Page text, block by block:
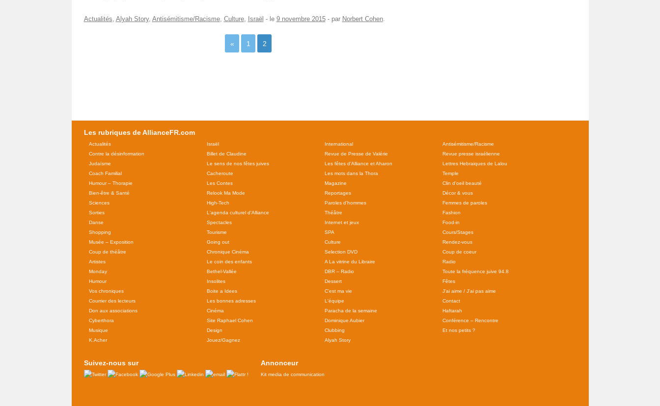
Actualités, Alyah Story, Antisémitisme/Racisme, Culture, Israël - le 9 novembre 2015- par Norbert Cohen.
« 1 2
Les rubriques de AllianceFR.com
Actualités Israël International
Antisémitisme/Racisme
Contre la désinformation
Billet de Claudine Revue de Presse de Valérie
Revue presse israélienne
Judaïsme
Le sens de nos fêtes juives Les fêtes d'Alliance et Aharon
Lettres Hebraiques de Lalou
Coach Familial
Cacheroute Les mots dans la Thora
Temple
Humour – Thorapie
Les Contes Magazine
Clin d'oeil beauté
Bien-être & Santé
Relook Ma Mode Reportages
Décor & vous
Sciences
High-Tech Paroles d'hommes
Femmes de paroles
Sorties
L'agenda culturel d'Alliance Théâtre
Fashion
Danse
Spectacles Internet et jeux
Food-in
Shopping
Tourisme SPA
Cours/Stages
Musée – Exposition
Going out Culture
Rendez-vous
Coup de théâtre
Chronique Cinéma Selection DVD
Coup de coeur
Artistes
Le coin des enfants A La vitrine du Libraire
Radio
Monday
Bethel-Vallée DBR – Radio
Toute la fréquence juive 94.8
Humour
Insolites Dessert
Fêtes
Vos chroniques
Boite a Idees C'est ma vie
J'ai aime / J'ai pas aime
Courrier des lecteurs
Les bonnes adresses L'équipe
Contact
Don aux associations
Cinéma Paracha de la semaine
Haftarah
Cyberthora
Site Raphael Cohen Dominique Aubier
Conférence – Rencontre
Musique
Design Clubbing
Et nos petits ?
K.Acher
Jouez/Gagnez Alyah Story
Suivez-nous sur Annonceur
Kit media de communication